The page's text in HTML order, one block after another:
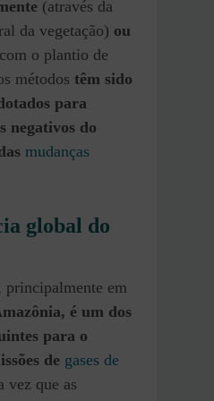
(através da
da vegetação) ou
o plantio de
métodos têm sido
para
negativos do
mudanças
global do
principalmente em
é um dos
para o
de gases de
vez que as